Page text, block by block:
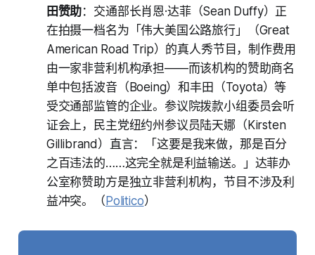
田赞助：交通部长肖恩·达菲（Sean Duffy）正
在拍摄一档名为「伟大美国公路旅行」（Great
American Road Trip）的真人秀节目，制作费用
由一家非营利机构承担——而该机构的赞助商名
单中包括波音（Boeing）和丰田（Toyota）等
受交通部监管的企业。参议院拨款小组委员会听
证会上，民主党纽约州参议员陆天娜（Kirsten
Gillibrand）直言：「这要是我来做，那是百分
之百违法的……这完全就是利益输送。」达菲办
公室称赞助方是独立非营利机构，节目不涉及利
益冲突。（Politico）